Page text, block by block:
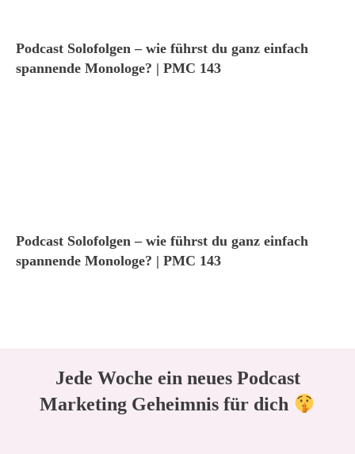
Podcast Solofolgen – wie führst du ganz einfach
spannende Monologe? | PMC 143
Podcast Solofolgen – wie führst du ganz einfach
spannende Monologe? | PMC 143
Jede Woche ein neues Podcast
Marketing Geheimnis für dich